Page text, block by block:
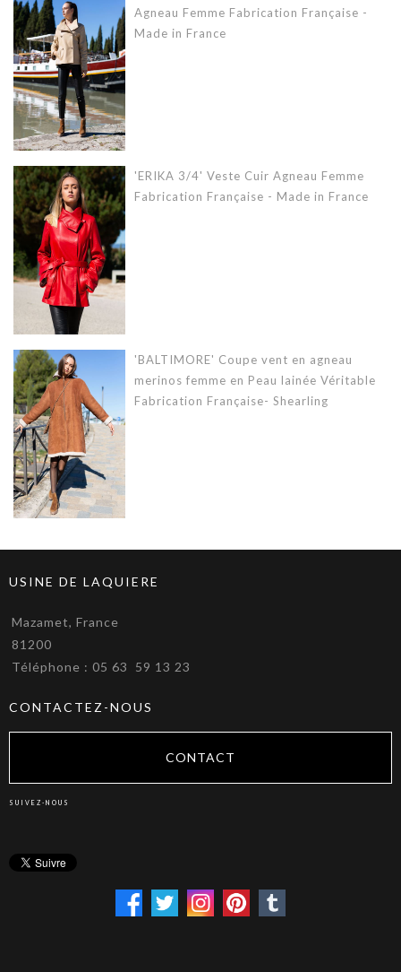
Agneau Femme Fabrication Française -
Made in France
'ERIKA 3/4' Veste Cuir Agneau Femme
Fabrication Française - Made in France
'BALTIMORE' Coupe vent en agneau
merinos femme en Peau lainée Véritable
Fabrication Française- Shearling
USINE DE LAQUIERE
Mazamet, France
81200
Téléphone : 05 63 59 13 23
CONTACTEZ-NOUS
CONTACT
SUIVEZ-NOUS